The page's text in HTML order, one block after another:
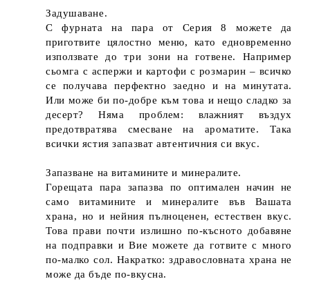
Задушаване.
С фурната на пара от Серия 8 можете да
приготвите цялостно меню, като едновременно
използвате до три зони на готвене. Например
сьомга с аспержи и картофи с розмарин – всичко
се получава перфектно заедно и на минутата.
Или може би по-добре към това и нещо сладко за
десерт? Няма проблем: влажният въздух
предотвратява смесване на ароматите. Така
всички ястия запазват автентичния си вкус.
Запазване на витамините и минералите.
Горещата пара запазва по оптимален начин не
само витамините и минералите във Вашата
храна, но и нейния пълноценен, естествен вкус.
Това прави почти излишно по-късното добавяне
на подправки и Вие можете да готвите с много
по-малко сол. Накратко: здравословната храна не
може да бъде по-вкусна.